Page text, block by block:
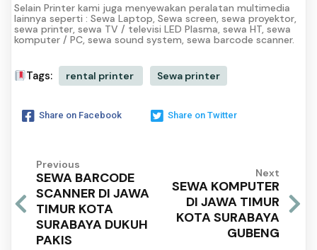
Selain Printer kami juga menyewakan peralatan multimedia
lainnya seperti : Sewa Laptop, Sewa screen, sewa proyektor,
sewa printer, sewa TV / televisi LED Plasma, sewa HT, sewa
komputer / PC, sewa sound system, sewa barcode scanner.
Tags: rental printer Sewa printer
Share on Facebook Share on Twitter
Previous
SEWA BARCODE
SCANNER DI JAWA
TIMUR KOTA
SURABAYA DUKUH
PAKIS
Next
SEWA KOMPUTER
DI JAWA TIMUR
KOTA SURABAYA
GUBENG